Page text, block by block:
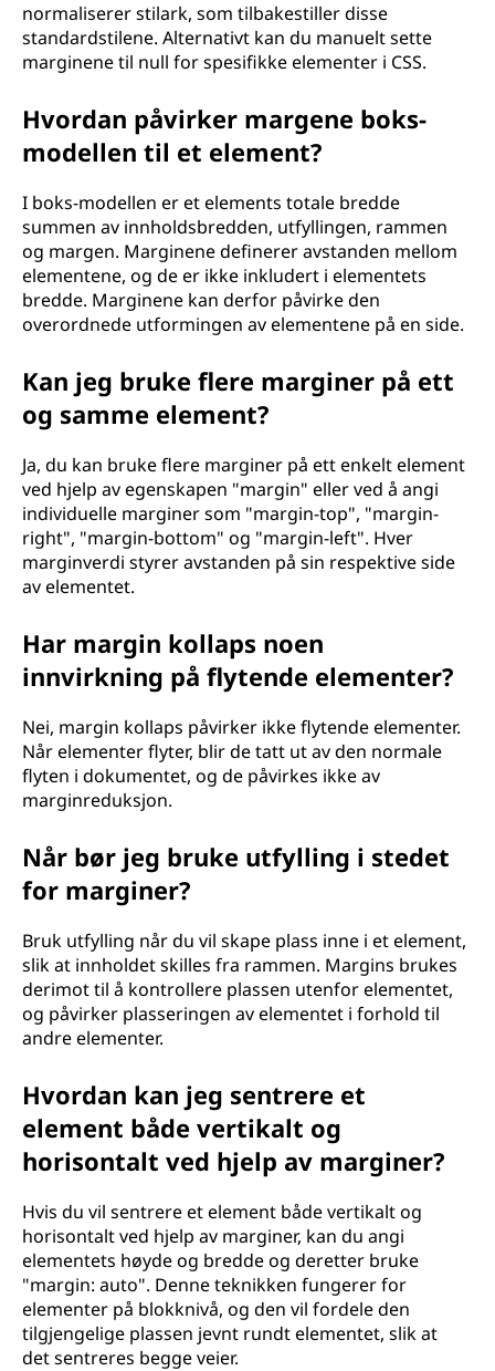
normaliserer stilark, som tilbakestiller disse
standardstilene. Alternativt kan du manuelt sette
marginene til null for spesifikke elementer i CSS.
Hvordan påvirker margene boks-
modellen til et element?
I boks-modellen er et elements totale bredde
summen av innholdsbredden, utfyllingen, rammen
og margen. Marginene definerer avstanden mellom
elementene, og de er ikke inkludert i elementets
bredde. Marginene kan derfor påvirke den
overordnede utformingen av elementene på en side.
Kan jeg bruke flere marginer på ett
og samme element?
Ja, du kan bruke flere marginer på ett enkelt element
ved hjelp av egenskapen "margin" eller ved å angi
individuelle marginer som "margin-top", "margin-
right", "margin-bottom" og "margin-left". Hver
marginverdi styrer avstanden på sin respektive side
av elementet.
Har margin kollaps noen
innvirkning på flytende elementer?
Nei, margin kollaps påvirker ikke flytende elementer.
Når elementer flyter, blir de tatt ut av den normale
flyten i dokumentet, og de påvirkes ikke av
marginreduksjon.
Når bør jeg bruke utfylling i stedet
for marginer?
Bruk utfylling når du vil skape plass inne i et element,
slik at innholdet skilles fra rammen. Margins brukes
derimot til å kontrollere plassen utenfor elementet,
og påvirker plasseringen av elementet i forhold til
andre elementer.
Hvordan kan jeg sentrere et
element både vertikalt og
horisontalt ved hjelp av marginer?
Hvis du vil sentrere et element både vertikalt og
horisontalt ved hjelp av marginer, kan du angi
elementets høyde og bredde og deretter bruke
"margin: auto". Denne teknikken fungerer for
elementer på blokknivå, og den vil fordele den
tilgjengelige plassen jevnt rundt elementet, slik at
det sentreres begge veier.